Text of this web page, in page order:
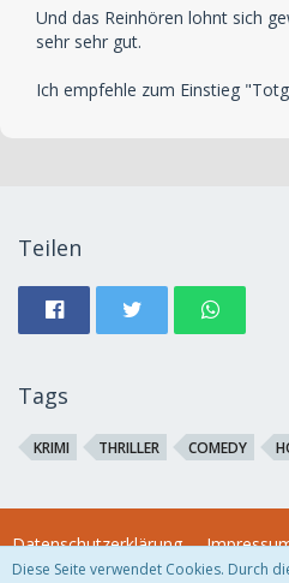
Und das Reinhören lohnt sich
sehr sehr gut.
Ich empfehle zum Einstieg
Teilen
Tags
KRIMI THRILLER COMEDY
Datenschutzerklärung
Diese Seite verwendet Cookies. Durch